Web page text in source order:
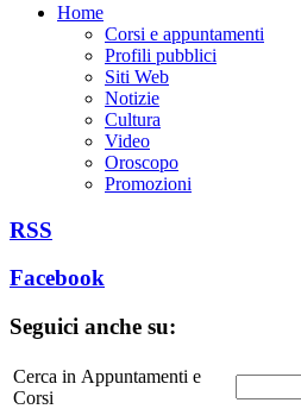
Home
Corsi e appuntamenti
Profili pubblici
Siti Web
Notizie
Cultura
Video
Oroscopo
Promozioni
RSS
Facebook
Seguici anche su:
Cerca in Appuntamenti e
Corsi